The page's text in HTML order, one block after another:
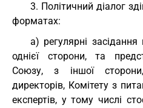
3. Політичний діалог
форматах:
a) регулярні засідання
однієї сторони, та
Союзу, з іншої
директорів, Комітету з
експертів, у тому числі